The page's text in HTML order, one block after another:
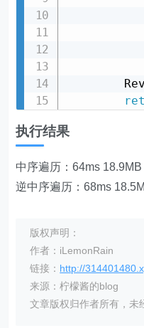
执行结果
中序遍历：64ms 18.9MB
逆中序遍历：68ms
版权声明：
作者：iLemonRain
链接： http://
来源：柠檬酱的blog
文章版权归作者所有，未